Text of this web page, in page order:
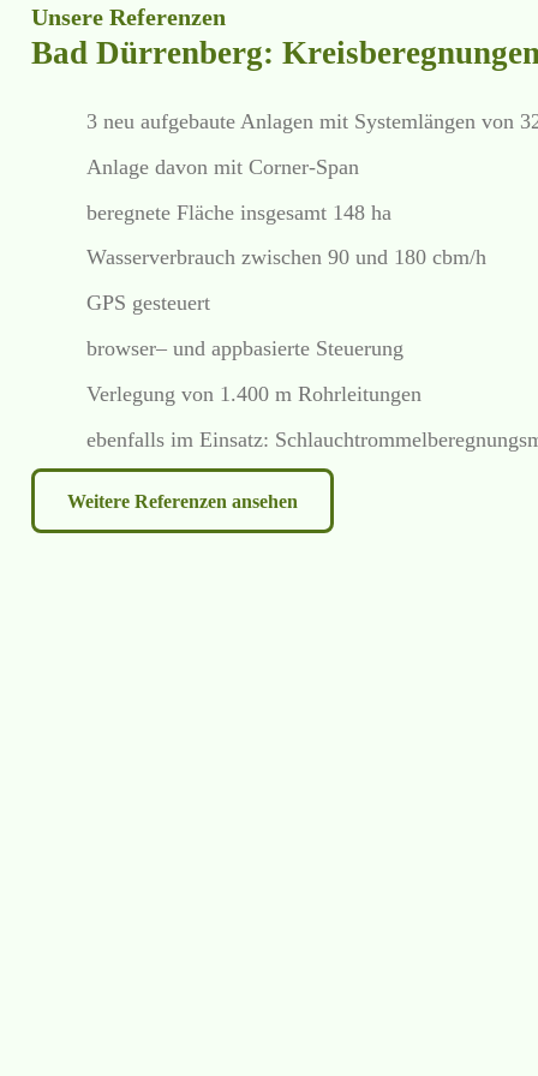
Unsere Referenzen
Bad Dürrenberg:
3 neu aufgebaute Anlagen mit Systemlängen von
Anlage davon mit Corner-Span
beregnete Fläche insgesamt 148 ha
Wasserverbrauch zwischen 90 und 180 cbm/h
GPS gesteuert
browser– und appbasierte Steuerung
Verlegung von 1.400 m Rohrleitungen
ebenfalls im Einsatz:
Weitere Referenzen ansehen